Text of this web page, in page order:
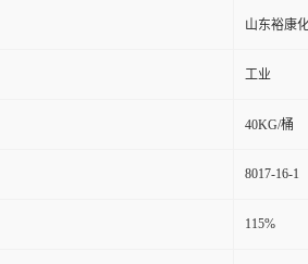
山东裕康
工业
40KG/桶
8017-16-1
115%